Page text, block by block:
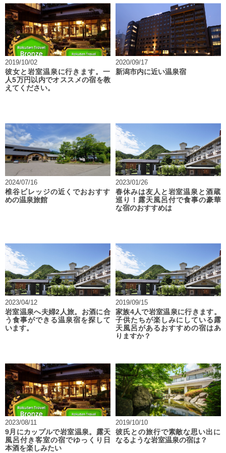
2019/10/02
彼女と岩室温泉に行きます。一
人5万円以内でオススメの宿を教
えてください。
2020/09/17
新潟市内に近い温泉宿
2024/07/16
椎谷ビレッジの近くでおおすす
めの温泉旅館
2023/01/26
春休みは友人と岩室温泉と酒蔵
巡り！露天風呂付で食事の豪華
な宿のおすすめは
2023/04/12
岩室温泉へ夫婦2人旅。お酒に合
う食事ができる温泉宿を探して
います。
2019/09/15
家族4人で岩室温泉に行きます。
子供たちが楽しみにしている露
天風呂があるおすすめの宿はあ
りますか？
2023/08/11
9月にカップルで岩室温泉。露天
風呂付き客室の宿でゆっくり日
本酒を楽しみたい
2019/10/10
彼氏との旅行で素敵な思い出に
なるような岩室温泉の宿は？